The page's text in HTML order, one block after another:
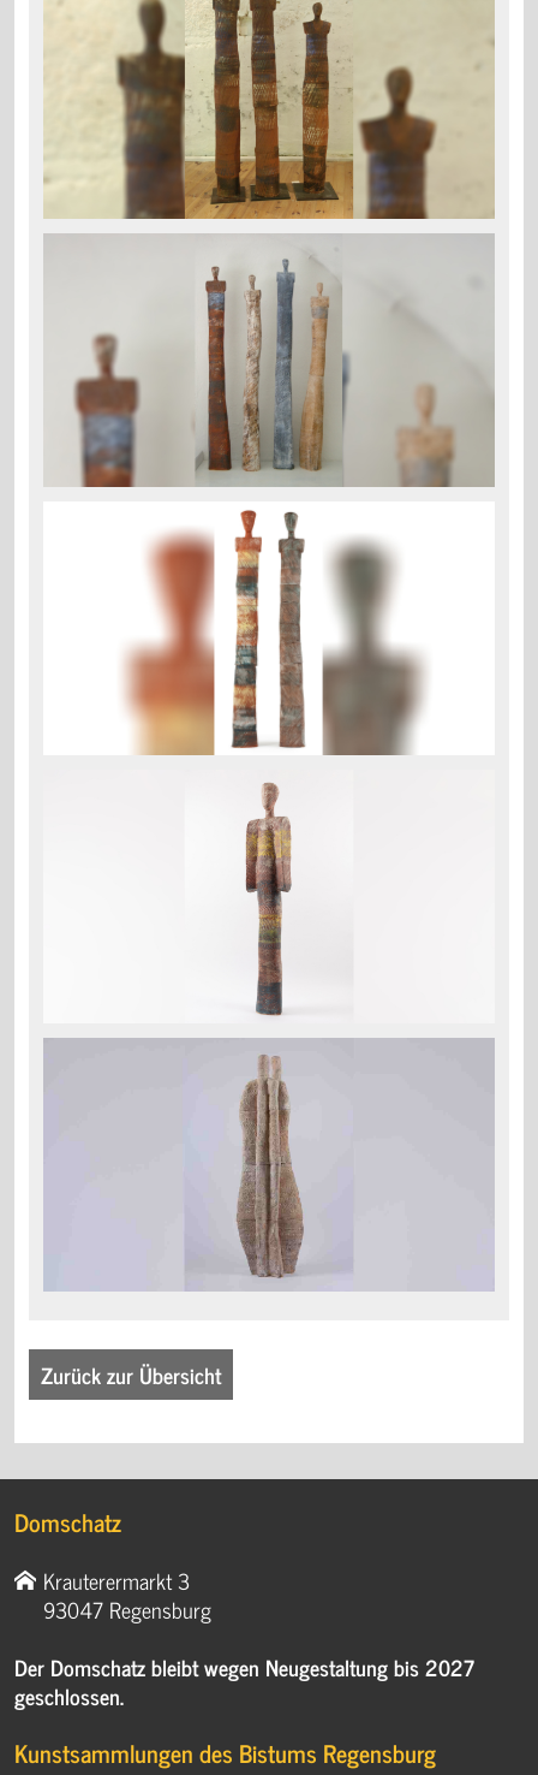
Zurück zur Übersicht
Domschatz
Krauterermarkt 3
93047 Regensburg
Der Domschatz bleibt wegen Neugestaltung bis 2027
geschlossen.
Kunstsammlungen des Bistums Regensburg